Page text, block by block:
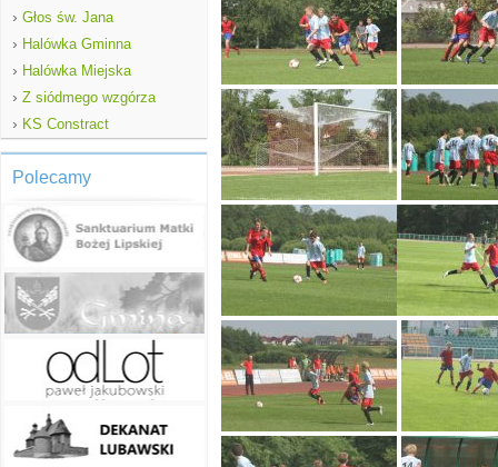
› Głos św. Jana
› Halówka Gminna
› Halówka Miejska
› Z siódmego wzgórza
› KS Constract
Polecamy